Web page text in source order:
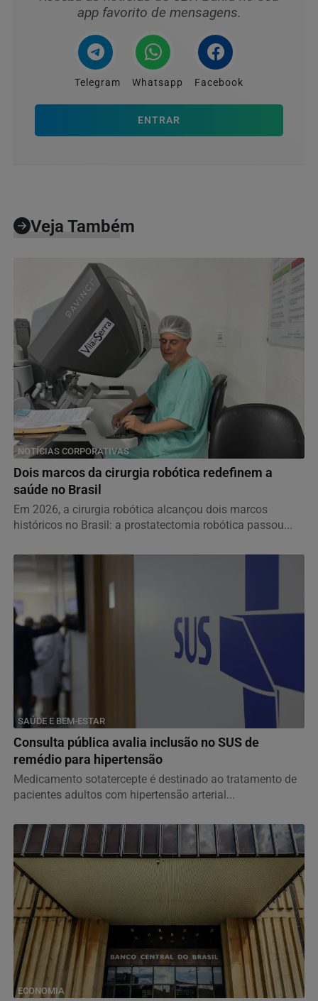
app favorito de mensagens.
Telegram Whatsapp Facebook
ENTRAR
Veja Também
NOTÍCIAS CORPORATIVAS
Dois marcos da cirurgia robótica redefinem a
saúde no Brasil
Em 2026, a cirurgia robótica alcançou dois marcos
históricos no Brasil: a prostatectomia robótica passou...
SAÚDE E BEM-ESTAR
Consulta pública avalia inclusão no SUS de
remédio para hipertensão
Medicamento sotatercepte é destinado ao tratamento de
pacientes adultos com hipertensão arterial...
ECONOMIA